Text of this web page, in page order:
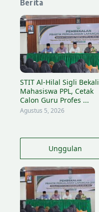
Berita
STIT Al-Hilal Sigli Bekali
Mahasiswa PPL, Cetak
Calon Guru Profes ...
Agustus 5, 2026
Unggulan